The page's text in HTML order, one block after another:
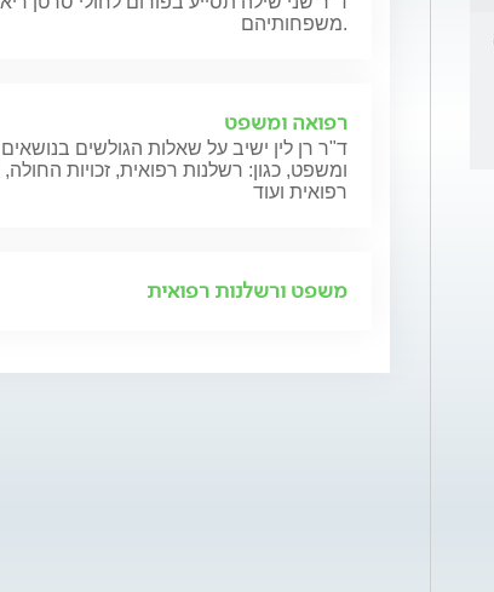
משפחותיהם.
רפואה ומשפט
ד"ר רן לין ישיב על שאלות הגולשים
ומשפט, כגון: רשלנות רפואית, זכויות
רפואית ועוד
משפט ורשלנות רפואית